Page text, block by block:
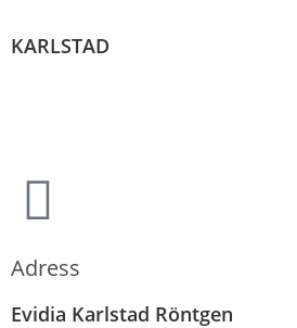
KARLSTAD
Adress
Evidia Karlstad Röntgen